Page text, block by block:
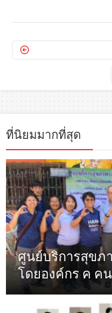
ที่นิยมมากที่สุด
ศูนย์บริการสุขภ
โดยองค์กร ค คน